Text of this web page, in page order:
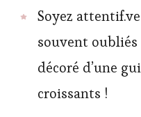
Soyez
souvent
décoré d’une
croissants !